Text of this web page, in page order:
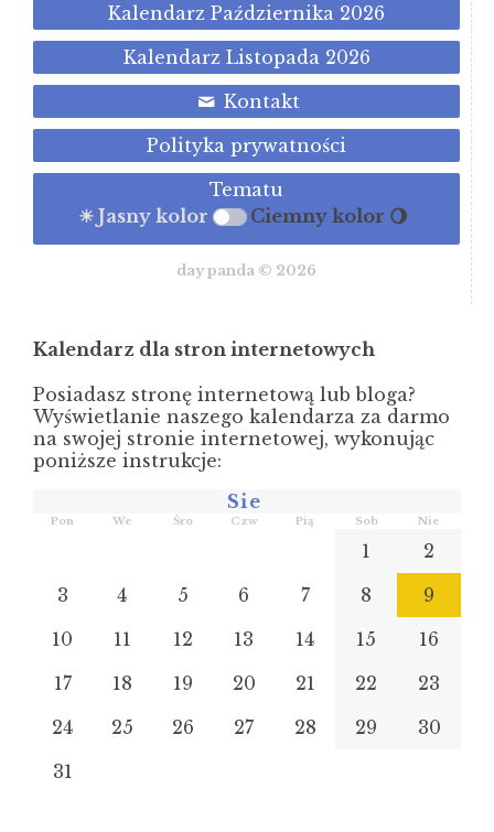
Kalendarz Października 2026
Kalendarz Listopada 2026
Kontakt
Polityka prywatności
Tematu
☀ Jasny kolor
Ciemny kolor 🌖
day panda © 2026
Kalendarz dla stron internetowych
Posiadasz stronę internetową lub bloga?
Wyświetlanie naszego kalendarza za darmo
na swojej stronie internetowej, wykonując
poniższe instrukcje:
Sie
Pon We Śro Czw Pią Sob Nie
1
2
3
4 5 6 7 8
9
10
11 12 13 14 15
16
17
18 19 20 21 22
23
24
25 26 27 28 29
30
31